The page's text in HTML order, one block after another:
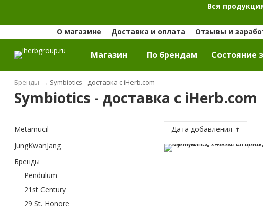
Вся
О магазине
Доставка и оплата Отзывы и
Магазин По брендам Cостояние
Бренды → Symbiotics - доставка с iHerb.com
Symbiotics - доставка с iHerb.com
Metamucil
JungKwanJang
Бренды
Pendulum
21st Century
29 St. Honore
Дата добавления